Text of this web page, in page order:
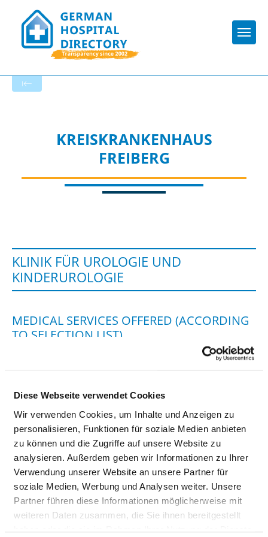
Diese Webseite verwendet Cookies
Wir verwenden Cookies, um Inhalte und Anzeigen zu
personalisieren, Funktionen für soziale Medien anbieten
zu können und die Zugriffe auf unsere Website zu
analysieren. Außerdem geben wir Informationen zu Ihrer
Verwendung unserer Website an unsere Partner für
soziale Medien, Werbung und Analysen weiter. Unsere
Partner führen diese Informationen möglicherweise mit
weiteren Daten zusammen, die Sie ihnen bereitgestellt
KREISKRANKENHAUS
FREIBERG
KLINIK FÜR UROLOGIE UND
KINDERUROLOGIE
MEDICAL SERVICES OFFERED (ACCORDING
TO SELECTION LIST)
KEY
Diagnosis and treatment of other
diseases of the kidney and ureter
VU04
Diagnosis and treatment of other
diseases of the urinary system
VU05
Diagnosis and treatment of diseases of
the male genital organs
VU06